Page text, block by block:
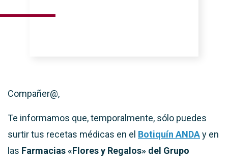
Compañer@,
Te informamos que, temporalmente, sólo puedes
surtir tus recetas médicas en el Botiquín ANDAy en
las Farmacias «Flores y Regalos» del Grupo